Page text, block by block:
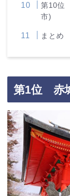
第10位
市)
まとめ
第1位 赤